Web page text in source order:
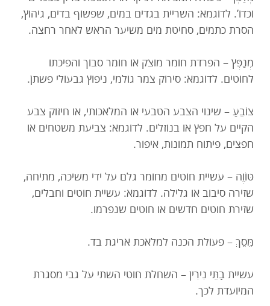
וכדו’. לדוגמא: השריית בגדים במים, שפשוף בדים, גיהוץ,
הסרת כתמים, סחיטת מים משיער הראש לאחר רחצה.
מְנַפְּץ – הפרדת חומר מוצק או חומר סבוך והפיכתו
לחוטים. לדוגמא: סירוק צמר גולמי, ניפוץ גבעולי פשתן.
צוֹבֵעַ – שינוי הצבע הטבעי או המלאכותי, או חיזוק צבע
הקיים על חפץ או בנוזלים. לדוגמא: צביעת משטחים או
חפצים, פיתוח תמונות, איפור.
טּוֹוֶה – עשיית חוטים מחומר גלם על ידי משיכה, מתיחה,
שזירה סיבוב או גלילה. לדוגמא: עשיית חוטים וחבלים,
שזירת חוטים חדשים או חוטים שנפרמו.
מֵּסֵךְ – פעולת הכנה למלאכת אריגת בד.
עשיית בָתֵּי נִירִין – השחלת חוטי השתי על גבי מסגרת
המיועדת לכך.